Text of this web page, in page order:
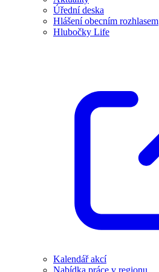
Úřední deska
Hlášení obecním rozhlasem
Hlubočky Life
Kalendář akcí